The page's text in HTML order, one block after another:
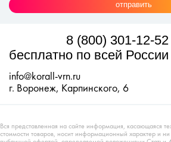
отправить
8 (800) 301-12-52
бесплатно по всей России
info@korall-vrn.ru
г. Воронеж, Карпинского, 6
Вся представленная на сайте информация, касающаяся
стоимости товаров, носит информационный характер и ни